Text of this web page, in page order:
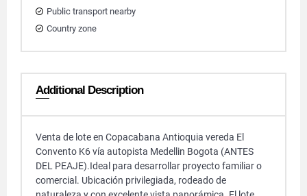
Public transport nearby
Country zone
Additional Description
Venta de lote en Copacabana Antioquia vereda El
Convento K6 vía autopista Medellin Bogota (ANTES
DEL PEAJE).Ideal para desarrollar proyecto familiar o
comercial. Ubicación privilegiada, rodeado de